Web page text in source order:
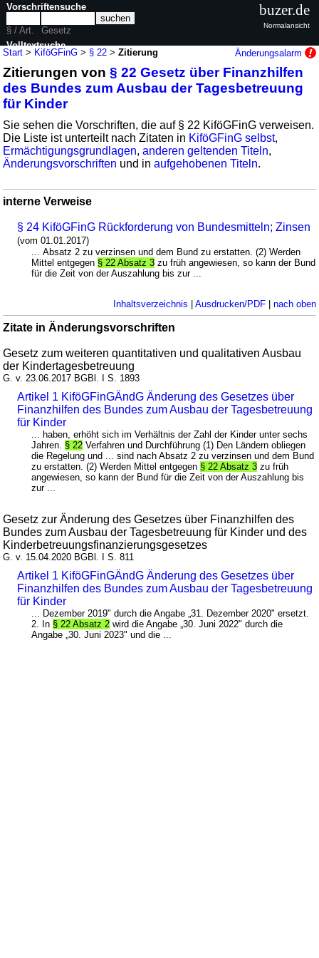
Start > KiföGFinG > § 22 >Zitierung Änderungsalarm
Zitierungen von§ 22 Gesetz über Finanzhilfen
des Bundes zum Ausbau der Tagesbetreuung
für Kinder
Sie sehen die Vorschriften, die auf § 22 KiföGFinG verweisen.
Die Liste ist unterteilt nach Zitaten in KiföGFinG selbst,
Ermächtigungsgrundlagen,anderen geltenden Titeln,
Änderungsvorschriften und inaufgehobenen Titeln.
interne Verweise
§ 24 KiföGFinG Rückforderung von Bundesmitteln; Zinsen
(vom 01.01.2017)
... Absatz 2 zu verzinsen und dem Bund zu erstatten. (2) Werden
Mittel entgegen § 22 Absatz 3 zu früh angewiesen, so kann der Bund
für die Zeit von der Auszahlung bis zur ...
Inhaltsverzeichnis | Ausdrucken/PDF| nach oben
Zitate in Änderungsvorschriften
Gesetz zum weiteren quantitativen und qualitativen Ausbau
der Kindertagesbetreuung
G. v. 23.06.2017 BGBl. I S. 1893
Artikel 1 KiföGFinGÄndG Änderung des Gesetzes über
Finanzhilfen des Bundes zum Ausbau der Tagesbetreuung
für Kinder
... haben, erhöht sich im Verhältnis der Zahl der Kinder unter sechs
Jahren. § 22 Verfahren und Durchführung (1) Den Ländern obliegen
die Regelung und ... sind nach Absatz 2 zu verzinsen und dem Bund
zu erstatten. (2) Werden Mittel entgegen § 22 Absatz 3 zu früh
angewiesen, so kann der Bund für die Zeit von der Auszahlung bis
zur ...
Gesetz zur Änderung des Gesetzes über Finanzhilfen des
Bundes zum Ausbau der Tagesbetreuung für Kinder und des
Kinderbetreuungsfinanzierungsgesetzes
G. v. 15.04.2020 BGBl. I S. 811
Artikel 1 KiföGFinGÄndG Änderung des Gesetzes über
Finanzhilfen des Bundes zum Ausbau der Tagesbetreuung
für Kinder
... Dezember 2019" durch die Angabe „31. Dezember 2020" ersetzt.
2. In § 22 Absatz 2 wird die Angabe „30. Juni 2022" durch die
Angabe „30. Juni 2023" und die ...
Vorschriftensuche
§ / Art.
Gesetz
Volltextsuche
nur in KiföGFinG
buzer.de
Normalansicht